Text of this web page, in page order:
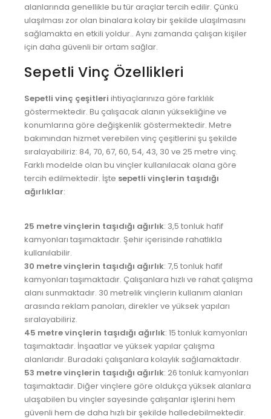
BURDUR VİNÇ
ÇANAKKALE VİNÇ
ÇORUM VİNÇ
DENİZLİ VİNÇ
DİYARBAKIR VİNÇ
DÜZCE VİNÇ
EDİRNE VİNÇ
ELAZIĞ VİNÇ
ERZURUM VİNÇ
ESKİŞEHİR VİNÇ
GAZİANTEP VİNÇ
GİRESUN VİNÇ
GÜMÜŞHANE VİNÇ
HAKKARİ VİNÇ
HATAY VİNÇ
IĞDIR VİNÇ
ISPARTA VİNÇ
alanlarında genellikle bu tür araçlar tercih edilir. Çünkü
ulaşılması zor olan binalara kolay bir şekilde ulaşılmasını
sağlamakta en etkili yoldur.. Aynı zamanda çalışan kişiler
için daha güvenli bir ortam sağlar.
Sepetli Vinç Özellikleri
Sepetli vinç çeşitleri ihtiyaçlarınıza göre farklılık
göstermektedir. Bu çalışacak alanın yüksekliğine ve
konumlarına göre değişkenlik göstermektedir. Metre
bakımından hizmet verebilen vinç çeşitlerini şu şekilde
sıralayabiliriz: 84, 70, 67, 60, 54, 43, 30 ve 25 metre vinç.
Farklı modelde olan bu vinçler kullanılacak olana göre
tercih edilmektedir. İşte sepetli vinçlerin taşıdığı
ağırlıklar:
25 metre vinçlerin taşıdığı ağırlık: 3,5 tonluk hafif
kamyonları taşımaktadır. Şehir içerisinde rahatlıkla
kullanılabilir.
30 metre vinçlerin taşıdığı ağırlık: 7,5 tonluk hafif
kamyonları taşımaktadır. Çalışanlara hızlı ve rahat çalışma
alanı sunmaktadır. 30 metrelik vinçlerin kullanım alanları
arasında reklam panoları, direkler ve yüksek yapıları
sıralayabiliriz.
45 metre vinçlerin taşıdığı ağırlık: 15 tonluk kamyonları
taşımaktadır. İnşaatlar ve yüksek yapılar çalışma
alanlarıdır. Buradaki çalışanlara kolaylık sağlamaktadır.
53 metre vinçlerin taşıdığı ağırlık: 26 tonluk kamyonları
taşımaktadır. Diğer vinçlere göre oldukça yüksek alanlara
ulaşabilen bu vinçler sayesinde çalışanlar işlerini hem
güvenli hem de daha hızlı bir şekilde halledebilmektedir.